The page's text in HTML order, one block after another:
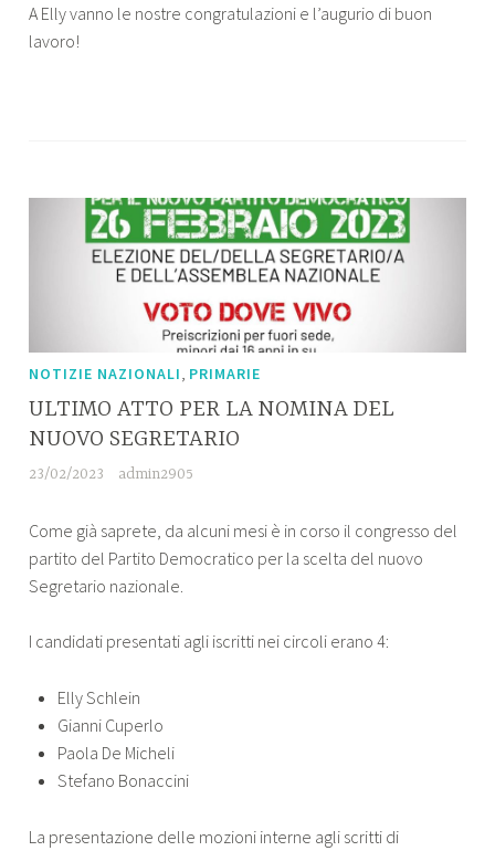
A Elly vanno le nostre congratulazioni e l’augurio di buon
lavoro!
NOTIZIE NAZIONALI, PRIMARIE
ULTIMO ATTO PER LA NOMINA DEL
NUOVO SEGRETARIO
23/02/2023 admin2905
Come già saprete, da alcuni mesi è in corso il congresso del
partito del Partito Democratico per la scelta del nuovo
Segretario nazionale.
I candidati presentati agli iscritti nei circoli erano 4:
Elly Schlein
Gianni Cuperlo
Paola De Micheli
Stefano Bonaccini
La presentazione delle mozioni interne agli scritti di